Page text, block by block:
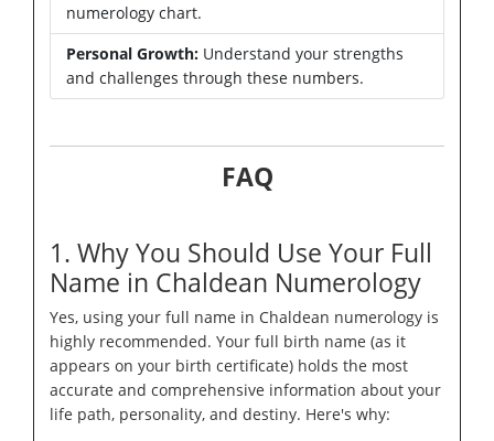
numerology chart.
Personal Growth: Understand your strengths
and challenges through these numbers.
FAQ
1. Why You Should Use Your Full
Name in Chaldean Numerology
Yes, using your full name in Chaldean numerology is
highly recommended. Your full birth name (as it
appears on your birth certificate) holds the most
accurate and comprehensive information about your
life path, personality, and destiny. Here's why: